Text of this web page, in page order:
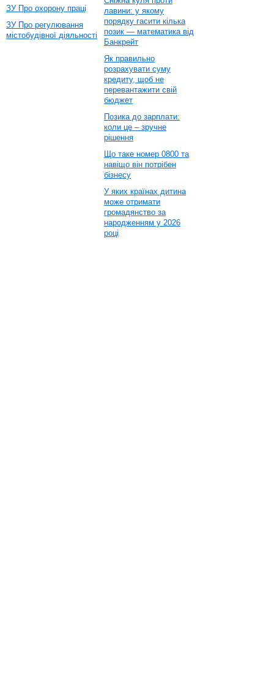
ЗУ Про охорону праці
ЗУ Про регулювання
містобудівної діяльності
лавини: у якому
порядку гасити кілька
позик — математика від
Банкрейт
Як правильно
розрахувати суму
кредиту, щоб не
перевантажити свій
бюджет
Позика до зарплати:
коли це – зручне
рішення
Що таке номер 0800 та
навіщо він потрібен
бізнесу
У яких країнах дитина
може отримати
громадянство за
народженням у 2026
році